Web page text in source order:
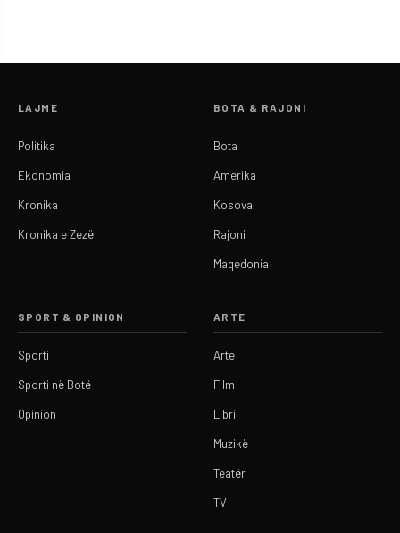
LAJME
Politika
Ekonomia
Kronika
Kronika e Zezë
BOTA & RAJONI
Bota
Amerika
Kosova
Rajoni
Maqedonia
SPORT & OPINION
Sporti
Sporti në Botë
Opinion
ARTE
Arte
Film
Libri
Muzikë
Teatër
TV